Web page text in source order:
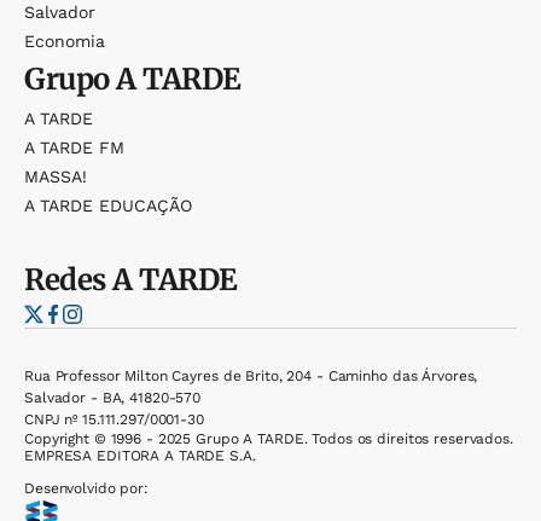
Salvador
Economia
GrupoA TARDE
A TARDE
A TARDE FM
MASSA!
A TARDE EDUCAÇÃO
RedesA TARDE
Rua Professor Milton Cayres de Brito, 204 - Caminho das Árvores,
Salvador - BA, 41820-570
CNPJ nº 15.111.297/0001-30
Copyright © 1996 - 2025 Grupo A TARDE. Todos os direitos reservados.
EMPRESA EDITORA A TARDE S.A.
Desenvolvido por: